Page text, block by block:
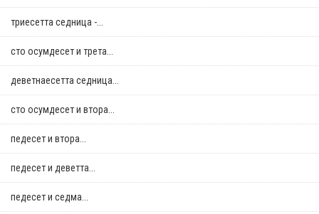
триесетта седница -...
сто осумдесет и трета...
деветнаесетта седница...
сто осумдесет и втора...
педесет и втора...
педесет и деветта...
педесет и седма...